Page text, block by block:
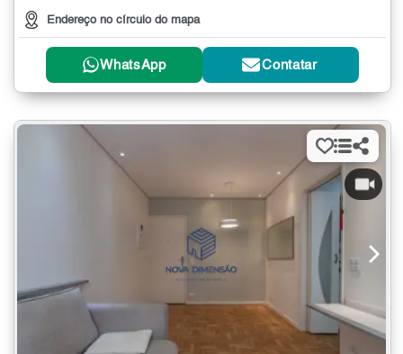
Endereço no círculo do mapa
WhatsApp Contatar